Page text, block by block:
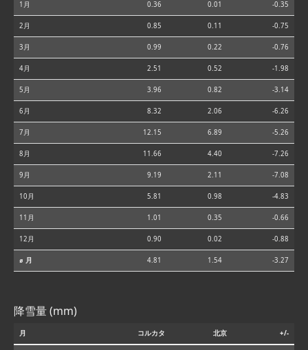
1月 0.36 0.01 -0.35
2月 0.85 0.11 -0.75
3月 0.99 0.22 -0.76
4月 2.51 0.52 -1.98
5月 3.96 0.82 -3.14
6月 8.32 2.06 -6.26
7月 12.15 6.89 -5.26
8月 11.66 4.40 -7.26
9月 9.19 2.11 -7.08
10月 5.81 0.98 -4.83
11月 1.01 0.35 -0.66
12月 0.90 0.02 -0.88
⌀ 月 4.81 1.54 -3.27
降雪量 (mm)
月 コルカタ 北京 +/-